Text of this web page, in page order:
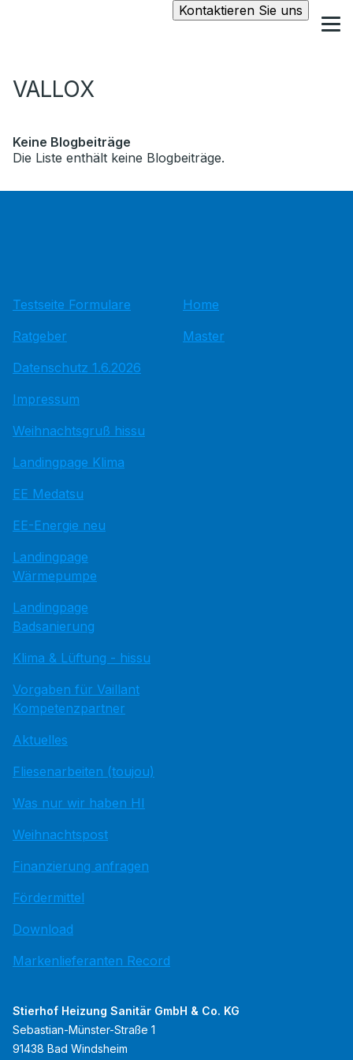
Kontaktieren Sie uns
VALLOX
Keine Blogbeiträge
Die Liste enthält keine Blogbeiträge.
Testseite Formulare
Ratgeber
Datenschutz 1.6.2026
Impressum
Weihnachtsgruß hissu
Landingpage Klima
EE Medatsu
EE-Energie neu
Landingpage
Wärmepumpe
Landingpage
Badsanierung
Klima & Lüftung - hissu
Vorgaben für Vaillant
Kompetenzpartner
Aktuelles
Fliesenarbeiten (toujou)
Was nur wir haben HI
Weihnachtspost
Finanzierung anfragen
Fördermittel
Download
Markenlieferanten Record
Home
Master
Stierhof Heizung Sanitär GmbH & Co. KG
Sebastian-Münster-Straße 1
91438 Bad Windsheim